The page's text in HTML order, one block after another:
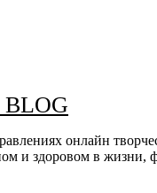
онлайн
и здоровом в жизни,